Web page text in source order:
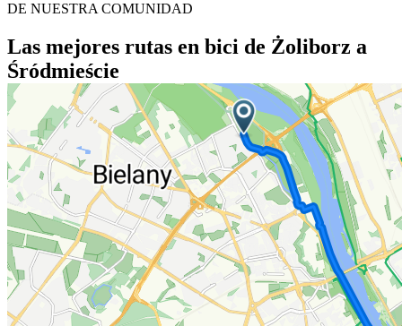
DE NUESTRA COMUNIDAD
Las mejores rutas en bici de Żoliborz a
Śródmieście